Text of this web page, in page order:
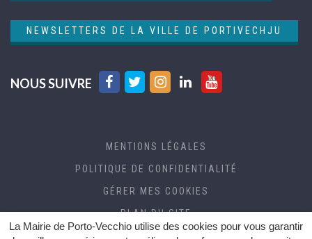
La Mairie de Porto-Vecchio utilise des cookies pour vous garantir
NEWSLETTERS DE LA VILLE DE PORTIVECHJU
NOUS SUIVRE
Lien
compte
Lien
compte
Lien
compte
Lien
compte
LinkedinYoutube
MENTIONS LÉGALES
POLITIQUE DE CONFIDENTIALITÉ
GÉRER MES COOKIES
PLAN DU SITE
CRÉDITS